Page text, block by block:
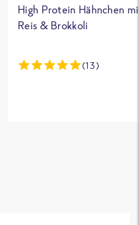
High Protein Hähnchen
Reis & Brokkoli
(13)